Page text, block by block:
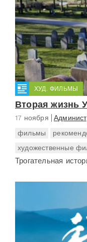
ХУД. ФИЛЬМЫ
Вторая жизнь
17 ноября
фильмы
художественные
Трогательная